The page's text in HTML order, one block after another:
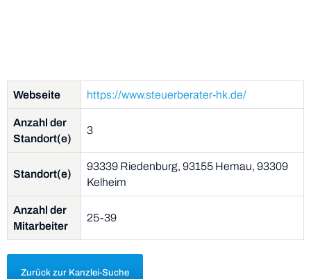
Webseite https://www.steuerberater-hk.de/
Anzahl der
Standort(e)
3
Standort(e)
93339 Riedenburg, 93155 Hemau, 93309
Kelheim
Anzahl der
Mitarbeiter
25-39
Zurück zur Kanzlei-Suche